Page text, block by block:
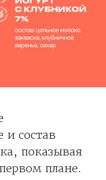
и состав
показывая
плане.